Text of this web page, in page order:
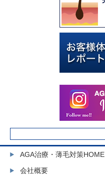
AGA治療・薄毛対策HOME
会社概要